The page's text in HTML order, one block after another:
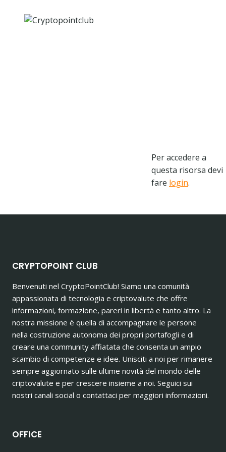
Per accedere a
questa risorsa devi
fare login.
CRYPTOPOINT CLUB
Benvenuti nel CryptoPointClub! Siamo una comunità
appassionata di tecnologia e criptovalute che offre
informazioni, formazione, pareri in libertà e tanto altro. La
nostra missione è quella di accompagnare le persone
nella costruzione autonoma dei propri portafogli e di
creare una community affiatata che consenta un ampio
scambio di competenze e idee. Unisciti a noi per rimanere
sempre aggiornato sulle ultime novità del mondo delle
criptovalute e per crescere insieme a noi. Seguici sui
nostri canali social o contattaci per maggiori informazioni.
OFFICE